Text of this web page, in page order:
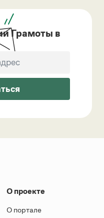
Грамоты в
О проекте
О портале